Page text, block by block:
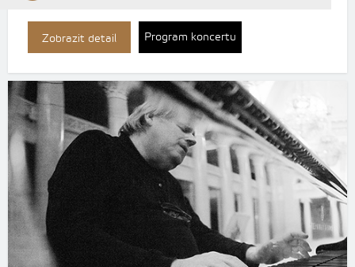
Zobrazit detail Program koncertu